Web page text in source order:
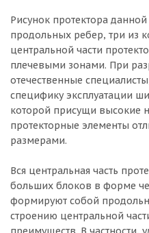
Рисунок протектора
продольных ребер, три из
центральной части
плечевыми зонами. При
отечественные
специфику эксплуатации
которой присущи высокие
протекторные элементы
размерами.
Вся центральная часть
больших блоков в форме
формируют собой
строению центральной